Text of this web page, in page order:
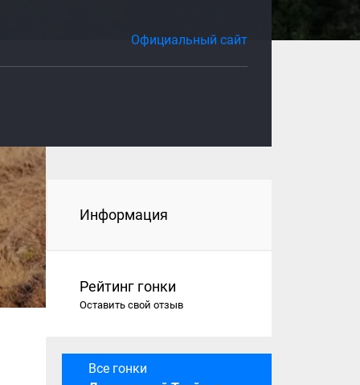
Официальный сайт
Информация
Рейтинг гонки
Оставить свой отзыв
Все гонки